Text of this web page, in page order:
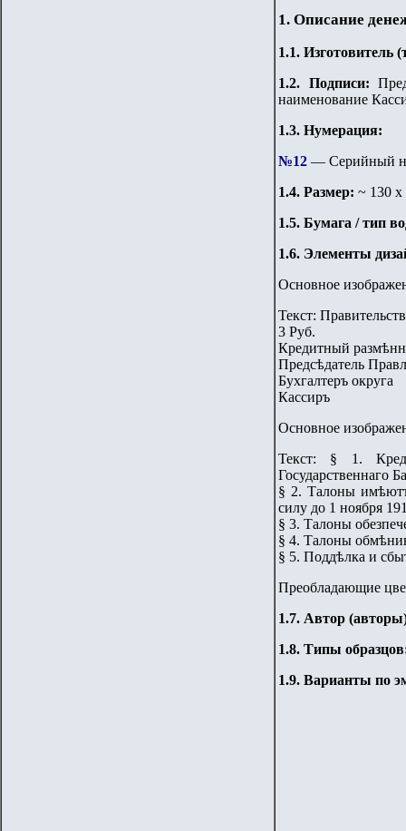
1. Описание
1.1. Изготовитель
1.2. Подписи:
наименование
1.3. Нумерация:
№12 — Серийный
1.4. Размер: ~ 130
1.5. Бумага / тип
1.6. Элементы
Основное
Текст:
3 Руб.
Кредитный
Предсѣдатель
Бухгалтеръ округа
Кассиръ
Основное
Текст: § 1.
Государственнаго
§ 2. Талоны
силу до 1 ноября
§ 3. Талоны
§ 4. Талоны
§ 5. Поддѣлка и
Преобладающие
1.7. Автор
1.8. Типы
1.9. Варианты по